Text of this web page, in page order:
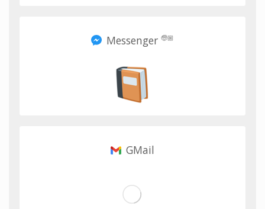
Messenger 🧓🏼
GMail